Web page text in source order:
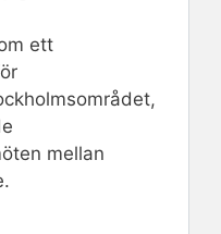
ett
mellan